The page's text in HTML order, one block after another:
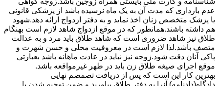
عدم بارداری که مدت آن به یک ماه نرسیده باشد از پزشکی قانونی
یا پزشک متخصص زنان اخذ نماید و به دفتر ازدواج ارائه دهد.شهود
هم داشته باشند.همانطور که در موقع ازدواج شاهد لازم است بهنگام
طلاق نیز شاهد ضروری است که شاهد طلاق باید مرد و به عدالت
متصف باشد.لذا لازم است در معروفیت محلی و حسن شهرت و
پاکی آنان دقت شود.زوجه نیز نباید در عادت ماهانه باشد بعبارتی
موقع اجرای صیغه طلاق زن باید در طهر غیرمواقعه باشد.
بهترین کار این است که پس از دریافت تصمصم نهایی